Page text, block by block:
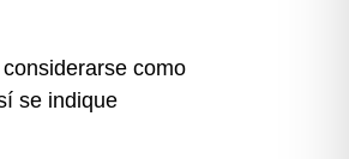
como
se indique